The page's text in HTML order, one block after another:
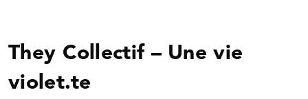
They Collectif – Une vie
violet.te